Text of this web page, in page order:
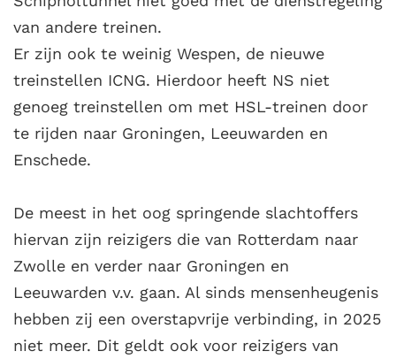
van andere treinen.
Er zijn ook te weinig Wespen, de nieuwe
treinstellen ICNG. Hierdoor heeft NS niet
genoeg treinstellen om met HSL-treinen door
te rijden naar Groningen, Leeuwarden en
Enschede.
De meest in het oog springende slachtoffers
hiervan zijn reizigers die van Rotterdam naar
Zwolle en verder naar Groningen en
Leeuwarden v.v. gaan. Al sinds mensenheugenis
hebben zij een overstapvrije verbinding, in 2025
niet meer. Dit geldt ook voor reizigers van